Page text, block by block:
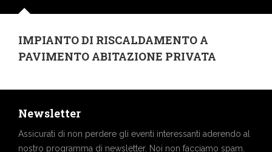
IMPIANTO DI RISCALDAMENTO A
PAVIMENTO ABITAZIONE PRIVATA
Newsletter
Assicurati di non perdere gli eventi interessanti aderendo al
nostro programma di newsletter. Noi non facciamo spam.